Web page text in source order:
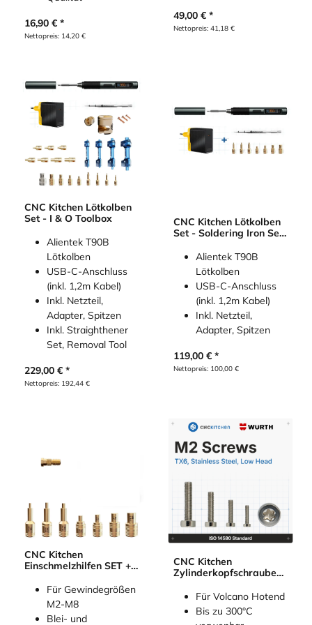
16,90 €
Nettopreis: 14,20 €
49,00€
Nettopreis: 41,18€
CNC Kitchen Lötkolben
Set - I & O Toolbox
Alientek T90B
Lötkolben
USB-C-Anschluss
(inkl. 1,2m Kabel)
Inkl. Netzteil,
Adapter, Spitzen
Inkl. Straighthener
Set, Removal Tool
229,00 €
Nettopreis: 192,44 €
CNC Kitchen Lötkolben
Set - Soldering Iron Set
Alientek T90B
Lötkolben
USB-C-Anschluss
(inkl. 1,2m Kabel)
Inkl. Netzteil,
Adapter, Spitzen
119,00€
Nettopreis: 100,00€
CNC Kitchen
Einschmelzhilfen SET +
V2
Für Gewindegrößen
M2-M8
Blei- und
CNC Kitchen
Zylinderkopfschrauben
Für Volcano Hotend
Bis zu 300°C